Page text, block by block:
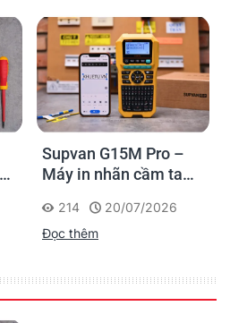
Supvan G15M Pro –
Máy in nhãn cầm tay
dấu một lần, tra cứu
trọn đời công trình
214
20/07/2026
Đọc thêm